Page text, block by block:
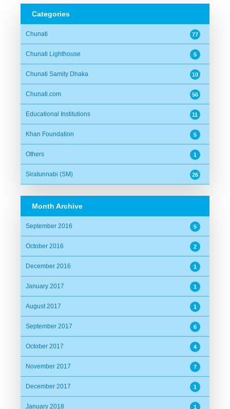
Categories
Chunati 77
Chunati Lighthouse 5
Chunati Samity Dhaka 10
Chunati.com 56
Educational Institutions 11
Khan Foundation 5
Others 1
Siratunnabi (SM) 26
Month Archive
September 2016 5
October 2016 2
December 2016 1
January 2017 1
August 2017 1
September 2017 6
October 2017 4
November 2017 7
December 2017 1
January 2018 1